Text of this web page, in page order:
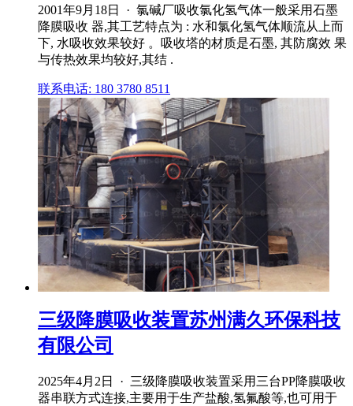
2001年9月18日 · 氯碱厂吸收氯化氢气体一般采用石墨
降膜吸收 器,其工艺特点为 : 水和氯化氢气体顺流从上而
下, 水吸收效果较好 。吸收塔的材质是石墨, 其防腐效 果
与传热效果均较好,其结 .
联系电话: 180 3780 8511
三级降膜吸收装置苏州满久环保科技
有限公司
2025年4月2日 · 三级降膜吸收装置采用三台PP降膜吸收
器串联方式连接,主要用于生产盐酸,氢氟酸等,也可用于